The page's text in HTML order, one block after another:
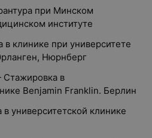
при Минском
институте
клинике при университете
Нюрнберг
Стажировка в
Benjamin Franklin. Берлин
университетской клинике